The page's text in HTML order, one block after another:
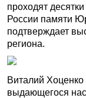
проходят
России памяти
подтверждает
региона.
Виталий Хоценко
выдающегося